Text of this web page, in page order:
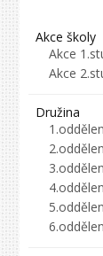
Akce školy
Akce
Akce
Družina